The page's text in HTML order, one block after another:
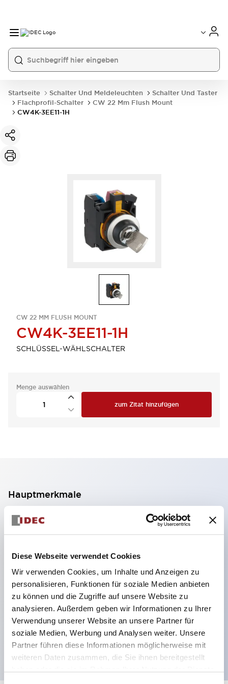
Diese Webseite verwendet Cookies
Wir verwenden Cookies, um Inhalte und Anzeigen zu
personalisieren, Funktionen für soziale Medien anbieten
zu können und die Zugriffe auf unsere Website zu
analysieren. Außerdem geben wir Informationen zu Ihrer
Verwendung unserer Website an unsere Partner für
soziale Medien, Werbung und Analysen weiter. Unsere
Partner führen diese Informationen möglicherweise mit
weiteren Daten zusammen, die Sie ihnen bereitgestellt
Startseite Schalter Und Meldeleuchten
Schalter Und Taster
Flachprofil-Schalter
CW 22 Mm Flush Mount
CW4K-3EE11-1H
CW 22 MM FLUSH MOUNT
CW4K-3EE11-1H
SCHLÜSSEL-WÄHLSCHALTER
Menge auswählen
zum Zitat hinzufügen
Hauptmerkmale
2-Kontakt-Block mit 2 Stufen, ermöglicht eine 4-
Kontakt-Konfiguration (Gewährleistung der
Isolierung zwischen den 2 Kontakten).
59,9 mm (※ 22-stufiger Kontaktblock).
Platzsparendes Design möglich.
Sicherheitsstruktur der 3. Generation: 2-Aktions-
Freisetzung, integrierter Schutz, IP20-
Fingerschutzstruktur